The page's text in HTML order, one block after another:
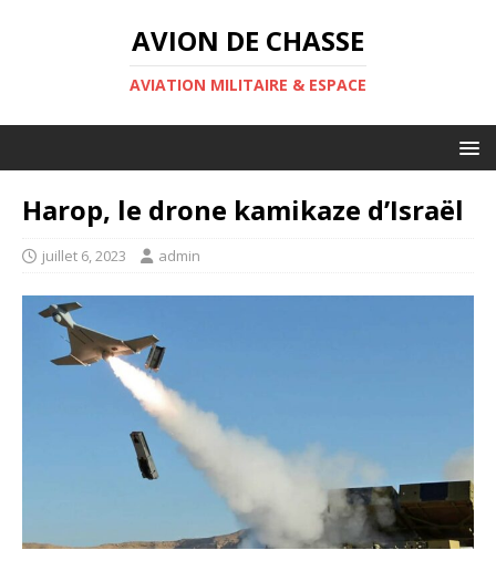
AVION DE CHASSE
AVIATION MILITAIRE & ESPACE
Harop, le drone kamikaze d’Israël
juillet 6, 2023 admin